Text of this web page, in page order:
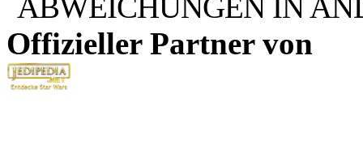
Offizieller Partner von